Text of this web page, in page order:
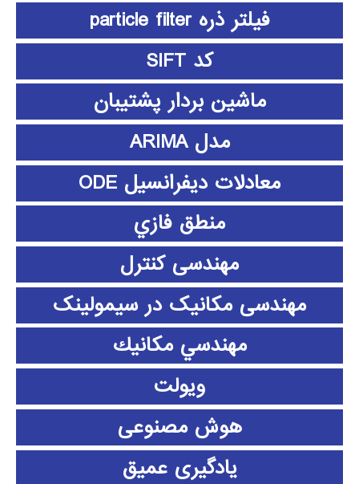
فیلتر ذره particle filter
کد SIFT
ماشین بردار پشتیبان
مدل ARIMA
معادلات دیفرانسیل ODE
منطق فازي
مهندسی کنترل
مهندسی مکانیک در سیمولینک
مهندسي مكانيك
ویولت
هوش مصنوعی
یادگیری عمیق